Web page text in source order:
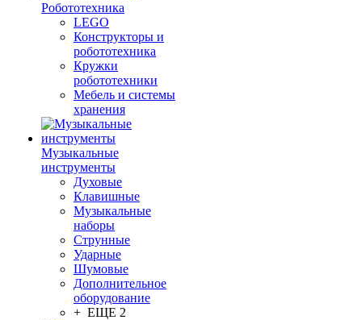
Робототехника
LEGO
Конструкторы и
робототехника
Кружки
робототехники
Мебель и системы
хранения
Музыкальные
инструменты
Духовые
Клавишные
Музыкальные
наборы
Струнные
Ударные
Шумовые
Дополнительное
оборудование
+ ЕЩЕ 2